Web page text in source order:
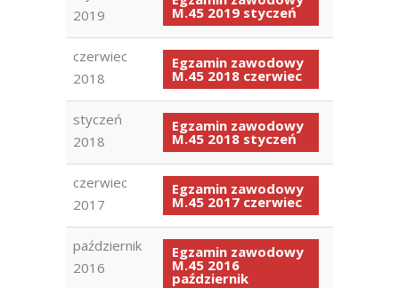
2019
M.45 2019 styczeń
czerwiec
2018
Egzamin zawodowy
M.45 2018 czerwiec
styczeń
2018
Egzamin zawodowy
M.45 2018 styczeń
czerwiec
2017
Egzamin zawodowy
M.45 2017 czerwiec
październik
2016
Egzamin zawodowy
M.45 2016
październik